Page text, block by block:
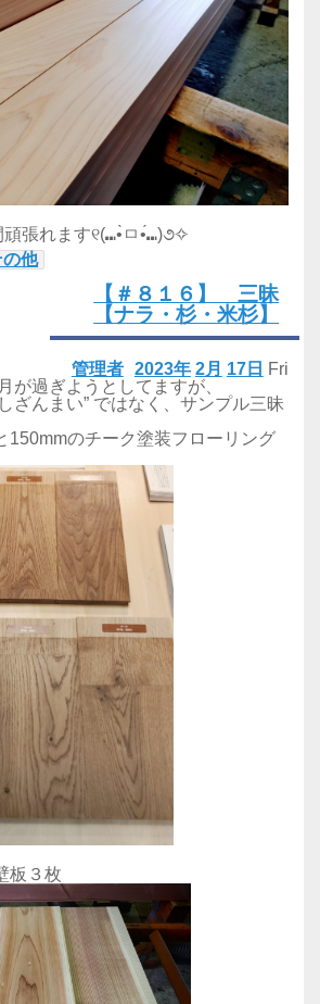
張れます୧(⑉•̀ㅁ•́⑉)૭✧
の他
【＃８１６】 三昧
【ナラ・杉・米杉】
2023年 2月 17日 Fri
管理者
が過ぎようとしてますが、
ざんまい” ではなく、サンプル三昧
150mmのチーク塗装フローリング
板３枚